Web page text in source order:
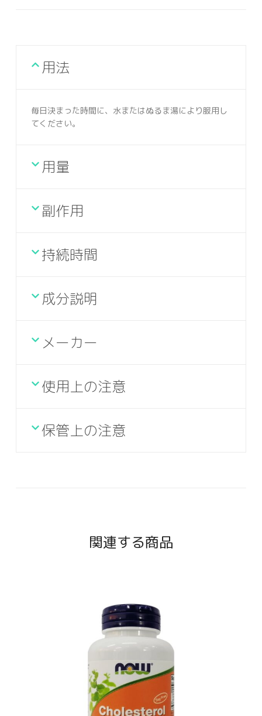
用法
毎日決まった時間に、水またはぬるま湯により服用し
てください。
用量
副作用
持続時間
成分説明
メーカー
使用上の注意
保管上の注意
関連する商品